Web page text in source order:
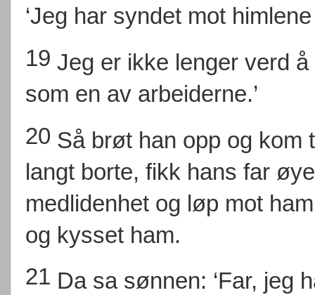
‘Jeg har syndet mot
19 Jeg er ikke lenger verd
som en av arbeiderne.’
20 Så brøt han opp og kom
langt borte, fikk hans far
medlidenhet og løp mot
og kysset ham.
21 Da sa sønnen: ‘Far, jeg